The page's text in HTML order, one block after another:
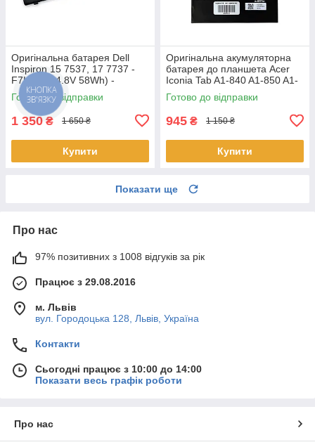
Оригінальна батарея Dell
Inspiron 15 7537, 17 7737 -
F7HVR (14.8V 58Wh) -
Акумулятор, АКБ
Готово до відправки
1 350 ₴ 1 650 ₴
Купити
Оригінальна акумуляторна
батарея до планшета Acer
Iconia Tab A1-840 A1-850 A1-
860 One 8 B1-810 B1-820 B1-
830 - AP14F8K
Готово до відправки
945 ₴ 1 150 ₴
Купити
Показати ще
Про нас
97% позитивних з 1008 відгуків за рік
Працює з 29.08.2016
м. Львів
вул. Городоцька 128, Львів, Україна
Контакти
Сьогодні працює з 10:00 до 14:00
Показати весь графік роботи
Про нас
КНОПКА
ЗВ'ЯЗКУ